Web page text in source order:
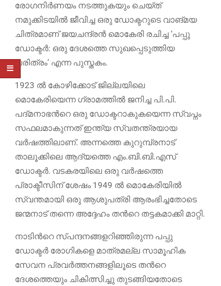
രോഗനിർണയം നടത്തുകയും ചെയ്ത്
നമുക്കിടയിൽ ജീവിച്ച ഒരു ഡോക്ടറുടെ വാങ്മയ
ചിത്രമാണ് ജയചന്ദ്രൻ മൊകേരി രചിച്ച ‘പപ്പു
ഡോക്ടർ: ഒരു ദേശത്തെ സുഖപ്പെടുത്തിയ
ചരിത്രം’ എന്ന പുസ്തകം.
1923 ൽ കോഴിക്കോട് ജില്ലയിലെ
മൊകേരിയെന്ന ഗ്രാമത്തിൽ ജനിച്ച പി.പി.
പദ്മനാഭന്‍റെ ഒരു ഡോക്ടറാകുകയെന്ന സ്വപ്നം
സഫലമാകുന്നത് ഇന്ത്യ സ്വതന്ത്രയായ
വർഷത്തിലാണ്. അന്നത്തെ കുറുമ്പ്രനാട്
താലൂക്കിലെ ആദ്യത്തെ എം.ബി.ബി.എസ്
ഡോക്ടർ. വടകരയിലെ ഒരു വർഷത്തെ
പ്രാക്ടീസിന് ശേഷം 1949 ൽ മൊകേരിയിൽ
സ്വന്തമായി ഒരു ആശുപത്രി ആരംഭിച്ചതോടെ
ജന്മനാട് തന്നെ അദ്ദേഹം തന്‍റെ തട്ടകമാക്കി മാറ്റി.
നാടിന്‍റെ സ്പന്ദനങ്ങളറിഞ്ഞിരുന്ന പപ്പു
ഡോക്ടർ രോഗികളെ മാത്രമല്ല സാമൂഹിക
സേവന പ്രവർത്തനങ്ങളിലൂടെ തന്‍റെ
ദേശത്തെയും ചികിത്സിച്ചു തുടങ്ങിയതോടെ